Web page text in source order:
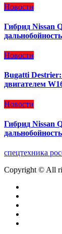
Новости
Гибрид Nissan
дальнобойность
Новости
Bugatti Destrier:
двигателем
Новости
Гибрид Nissan
дальнобойность
спецтехника
Copyright © All